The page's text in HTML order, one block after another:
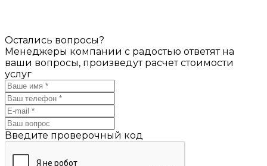
Остались вопросы?
Менеджеры компании с радостью ответят на
ваши вопросы, произведут расчет стоимости
услуг
Введите проверочный код